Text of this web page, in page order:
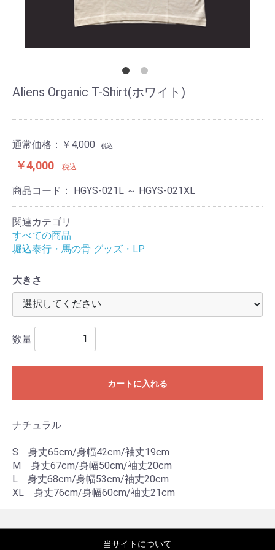
Aliens Organic T-Shirt(ホワイト)
通常価格： ￥4,000 税込
￥4,000 税込
商品コード： HGYS-021L ～ HGYS-021XL
関連カテゴリ
すべての商品
堀込泰行・馬の骨 グッズ・LP
大きさ
数量
カートに入れる
ナチュラル
S 身丈65cm/身幅42cm/袖丈19cm
M 身丈67cm/身幅50cm/袖丈20cm
L 身丈68cm/身幅53cm/袖丈20cm
XL 身丈76cm/身幅60cm/袖丈21cm
当サイトについて